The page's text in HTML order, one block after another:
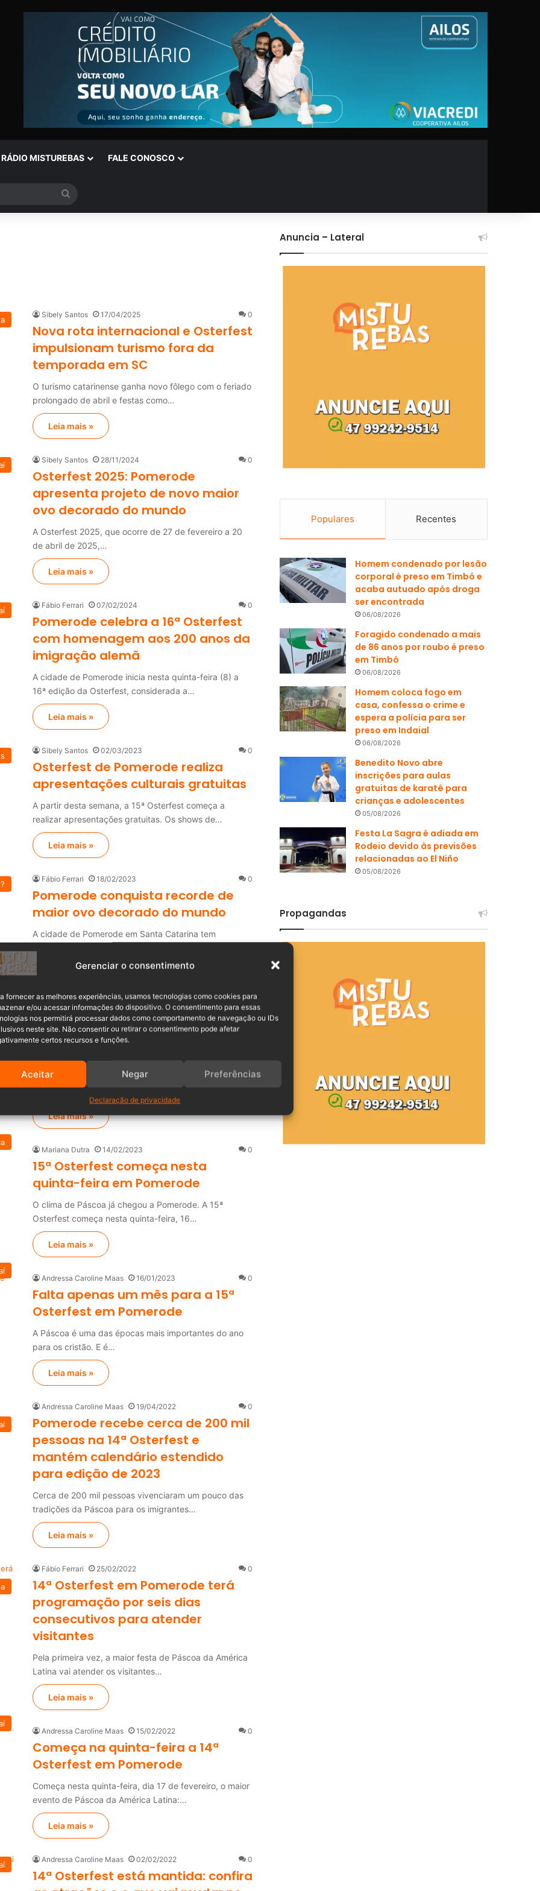
Gerenciar o consentimento
fornecer as melhores experiências, usamos tecnologias como cookies para
e/ou acessar informações do dispositivo. O consentimento para essas
nos permitirá processar dados como comportamento de navegação ou IDs
neste site. Não consentir ou retirar o consentimento pode afetar
certos recursos e funções.
Aceitar Negar Preferências
Declaração de privacidade
RÁDIO MISTUREBAS FALE CONOSCO
por
Sibely Santos 17/04/2025 0
Nova rota internacional e Osterfest
impulsionam turismo fora da
temporada em SC
O turismo catarinense ganha novo fôlego com o feriado
prolongado de abril e festas como…
Leia mais »
Sibely Santos 28/11/2024 0
Osterfest 2025: Pomerode
apresenta projeto de novo maior
ovo decorado do mundo
A Osterfest 2025, que ocorre de 27 de fevereiro a 20
de abril de 2025,…
Leia mais »
Fábio Ferrari 07/02/2024 0
Pomerode celebra a 16ª Osterfest
com homenagem aos 200 anos da
imigração alemã
A cidade de Pomerode inicia nesta quinta-feira (8) a
16ª edição da Osterfest, considerada a…
Leia mais »
Sibely Santos 02/03/2023 0
Osterfest de Pomerode realiza
apresentações culturais gratuitas
A partir desta semana, a 15ª Osterfest começa a
realizar apresentações gratuitas. Os shows de…
Leia mais »
Fábio Ferrari 18/02/2023 0
Pomerode conquista recorde de
maior ovo decorado do mundo
A cidade de Pomerode em Santa Catarina tem
Mariana Dutra 16/02/2023 0
Osterfest é programação no
feriado de carnaval em Pomerode
A contagem regressiva para a Páscoa começou
oficialmente em Pomerode e a 15ª Osterfest tem
programação…
Leia mais »
Mariana Dutra 14/02/2023 0
15ª Osterfest começa nesta
quinta-feira em Pomerode
O clima de Páscoa já chegou a Pomerode. A 15ª
Osterfest começa nesta quinta-feira, 16…
Leia mais »
Andressa Caroline Maas 16/01/2023 0
Falta apenas um mês para a 15ª
Osterfest em Pomerode
A Páscoa é uma das épocas mais importantes do ano
para os cristão. E é…
Leia mais »
Andressa Caroline Maas 19/04/2022 0
Pomerode recebe cerca de 200 mil
pessoas na 14ª Osterfest e
mantém calendário estendido
para edição de 2023
Cerca de 200 mil pessoas vivenciaram um pouco das
tradições da Páscoa para os imigrantes…
Leia mais »
Fábio Ferrari 25/02/2022 0
14ª Osterfest em Pomerode terá
programação por seis dias
consecutivos para atender
visitantes
Pela primeira vez, a maior festa de Páscoa da América
Latina vai atender os visitantes…
Leia mais »
Andressa Caroline Maas 15/02/2022 0
Começa na quinta-feira a 14ª
Osterfest em Pomerode
Começa nesta quinta-feira, dia 17 de fevereiro, o maior
evento de Páscoa da América Latina:…
Leia mais »
Andressa Caroline Maas 02/02/2022 0
14ª Osterfest está mantida: confira
Anuncia – Lateral
Populares Recentes
Homem condenado por lesão
corporal é preso em Timbó e
acaba autuado após droga
ser encontrada
06/08/2026
Foragido condenado a mais
de 86 anos por roubo é preso
em Timbó
06/08/2026
Homem coloca fogo em
casa, confessa o crime e
espera a polícia para ser
preso em Indaial
06/08/2026
Benedito Novo abre
inscrições para aulas
gratuitas de karatê para
crianças e adolescentes
05/08/2026
Festa La Sagra é adiada em
Rodeio devido às previsões
relacionadas ao El Niño
05/08/2026
Propagandas